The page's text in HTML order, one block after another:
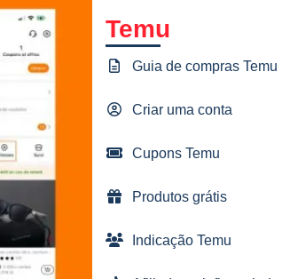
Temu
Guia de compras Temu
Criar uma conta
Cupons Temu
Produtos grátis
Indicação Temu